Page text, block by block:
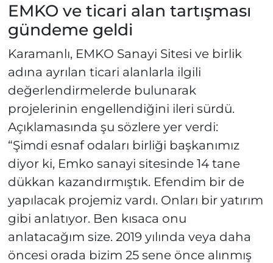
EMKO ve ticari alan tartışması
gündeme geldi
Karamanlı, EMKO Sanayi Sitesi ve birlik
adına ayrılan ticari alanlarla ilgili
değerlendirmelerde bulunarak
projelerinin engellendiğini ileri sürdü.
Açıklamasında şu sözlere yer verdi:
“Şimdi esnaf odaları birliği başkanımız
diyor ki, Emko sanayi sitesinde 14 tane
dükkan kazandırmıştık. Efendim bir de
yapılacak projemiz vardı. Onları bir yatırım
gibi anlatıyor. Ben kısaca onu
anlatacağım size. 2019 yılında veya daha
öncesi orada bizim 25 sene önce alınmış